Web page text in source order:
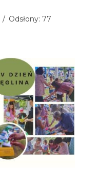
Odsłony: 77